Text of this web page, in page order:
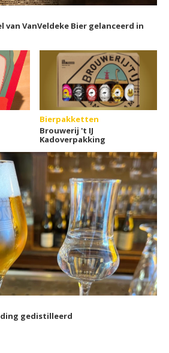
van VanVeldeke Bier gelanceerd in
Bierpakketten
Brouwerij 't IJ
Kadoverpakking
gedistilleerd